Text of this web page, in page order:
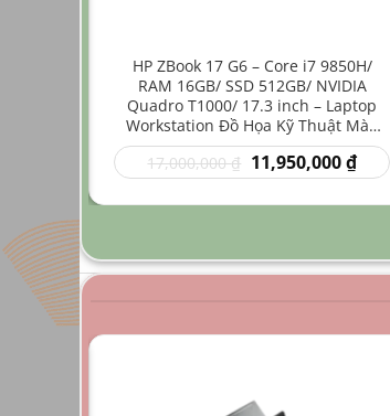
HP ZBook 17 G6 – Core i7 9850H/
RAM 16GB/ SSD 512GB/ NVIDIA
Quadro T1000/ 17.3 inch – Laptop
Workstation Đồ Họa Kỹ Thuật Màn
Hình Lớn
17,000,000₫ Giá
gốc
17,000,000 ₫.
11,950,000₫Giá
hiện
là:
9,950,000 ₫.